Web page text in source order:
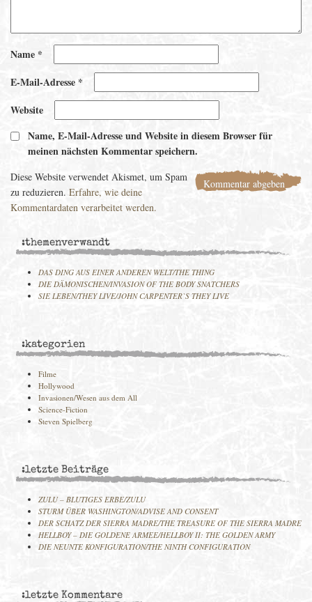
Name *
E-Mail-Adresse *
Website
Name, E-Mail-Adresse und Website in diesem Browser für
meinen nächsten Kommentar speichern.
Diese Website verwendet Akismet, um Spam
zu reduzieren. Erfahre, wie deine
Kommentardaten verarbeitet werden.
:themenverwandt
DAS DING AUS EINER ANDEREN WELT/THE THING
DIE DÄMONISCHEN/INVASION OF THE BODY SNATCHERS
SIE LEBEN/THEY LIVE/JOHN CARPENTER`S THEY LIVE
:kategorien
Filme
Hollywood
Invasionen/Wesen aus dem All
Science-Fiction
Steven Spielberg
:letzte Beiträge
ZULU – BLUTIGES ERBE/ZULU
STURM ÜBER WASHINGTON/ADVISE AND CONSENT
DER SCHATZ DER SIERRA MADRE/THE TREASURE OF THE SIERRA MADRE
HELLBOY – DIE GOLDENE ARMEE/HELLBOY II: THE GOLDEN ARMY
DIE NEUNTE KONFIGURATION/THE NINTH CONFIGURATION
:letzte Kommentare